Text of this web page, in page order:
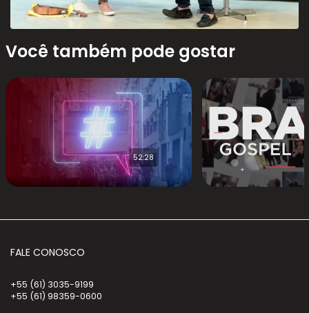
Você também pode gostar
52:28
FALE CONOSCO
+55 (61) 3035-9199
+55 (61) 98359-0600